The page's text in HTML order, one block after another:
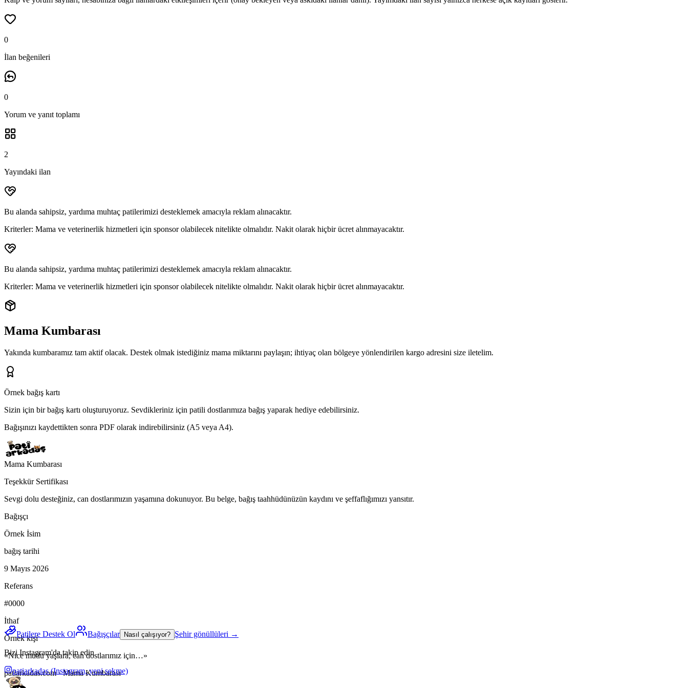
0
İlan beğenileri
0
Yorum ve yanıt toplamı
2
Yayındaki ilan
Bu alanda sahipsiz, yardıma muhtaç patilerimizi desteklemek amacıyla reklam alınacaktır.
Kriterler: Mama ve veterinerlik hizmetleri için sponsor olabilecek nitelikte olmalıdır. Nakit olarak hiçbir ücret alınmayacaktır.
Bu alanda sahipsiz, yardıma muhtaç patilerimizi desteklemek amacıyla reklam alınacaktır.
Kriterler: Mama ve veterinerlik hizmetleri için sponsor olabilecek nitelikte olmalıdır. Nakit olarak hiçbir ücret alınmayacaktır.
Mama Kumbarası
Yakında kumbaramız tam aktif olacak. Destek olmak istediğiniz mama miktarını paylaşın; ihtiyaç olan bölgeye yönlendirilen kargo adresini size iletelim.
Örnek bağış kartı
Sizin için bir bağış kartı oluşturuyoruz. Sevdikleriniz için patili dostlarımıza bağış yaparak hediye edebilirsiniz.
Bağışınızı kaydettikten sonra PDF olarak indirebilirsiniz (A5 veya A4).
Mama Kumbarası
Teşekkür Sertifikası
Sevgi dolu desteğiniz, can dostlarımızın yaşamına dokunuyor. Bu belge, bağış taahhüdünüzün kaydını ve şeffaflığımızı yansıtır.
Bağışçı
Örnek İsim
bağış tarihi
9 Mayıs 2026
Referans
#0000
İthaf
Örnek kişi
«Nice mutlu yaşlara, can dostlarımız için…»
patiarkadas.com · Mama Kumbarası
Patilere Destek Ol Bağışçılar Nasıl çalışıyor? Şehir gönüllüleri →
Bizi Instagram'da takip edin
patiarkadas(Instagram, yeni sekme)